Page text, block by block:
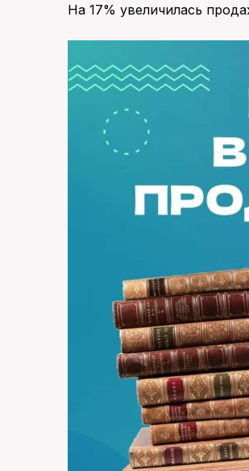
На 17% увеличилась